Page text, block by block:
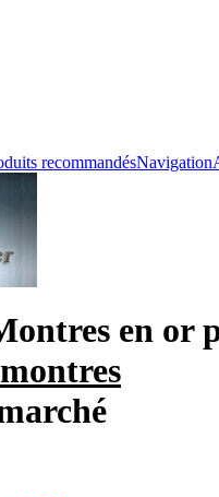
recommandésNavigation
en or